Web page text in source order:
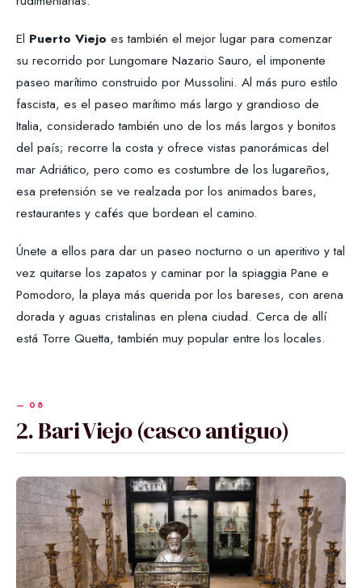
El Puerto Viejo es también el mejor lugar para comenzar
su recorrido por Lungomare Nazario Sauro, el imponente
paseo marítimo construido por Mussolini. Al más puro estilo
fascista, es el paseo marítimo más largo y grandioso de
Italia, considerado también uno de los más largos y bonitos
del país; recorre la costa y ofrece vistas panorámicas del
mar Adriático, pero como es costumbre de los lugareños,
esa pretensión se ve realzada por los animados bares,
restaurantes y cafés que bordean el camino.
Únete a ellos para dar un paseo nocturno o un aperitivo y tal
vez quitarse los zapatos y caminar por la spiaggia Pane e
Pomodoro, la playa más querida por los bareses, con arena
dorada y aguas cristalinas en plena ciudad. Cerca de allí
está Torre Quetta, también muy popular entre los locales.
2. Bari Viejo (casco antiguo)